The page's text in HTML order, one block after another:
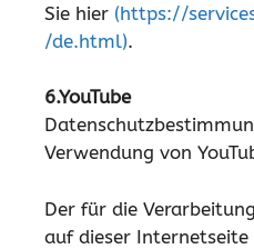
Sie hier (https://
/de.html).
6.YouTube
Verwendung von
Der für die
auf dieser